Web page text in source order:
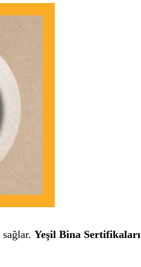
Yeşil Bina Sertifikaları